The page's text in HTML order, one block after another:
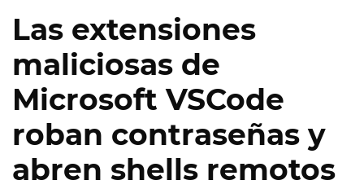
Las extensiones
maliciosas de
Microsoft VSCode
roban contraseñas y
abren shells remotos